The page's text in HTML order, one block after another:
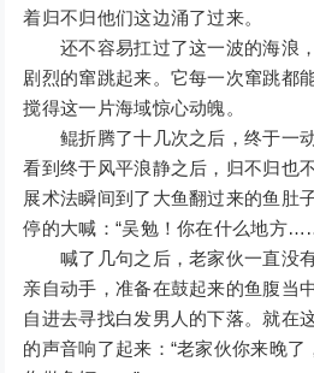
着归不归他们这边涌了过来。
还不容易扛过了这一波的海浪
剧烈的窜跳起来。它每一次窜跳都
搅得这一片海域惊心动魄。
鲲折腾了十几次之后，终于一动
看到终于风平浪静之后，归不归也
展术法瞬间到了大鱼翻过来的鱼肚
停的大喊：“吴勉！你在什么地
喊了几句之后，老家伙一直没
亲自动手，准备在鼓起来的鱼腹当
自进去寻找白发男人的下落。就在
的声音响了起来：“老家伙你来晚